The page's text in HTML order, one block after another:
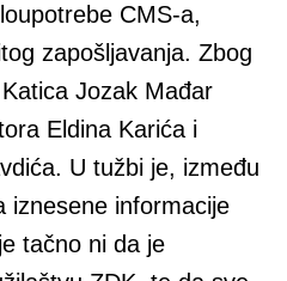
CMS-a,
zapošljavanja. Zbog
Katica Jozak Mađar
Eldina Karića i
U tužbi je, između
iznesene informacije
tačno ni da je